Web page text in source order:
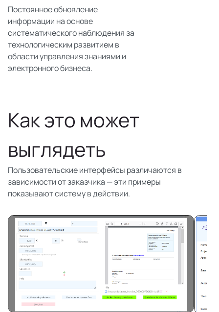
Постоянное обновление
информации на основе
систематического наблюдения за
технологическим развитием в
области управления знаниями и
электронного бизнеса.
Как это может
выглядеть
Пользовательские интерфейсы различаются в
зависимости от заказчика — эти примеры
показывают систему в действии.